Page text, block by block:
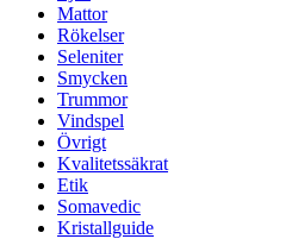
Mattor
Rökelser
Seleniter
Smycken
Trummor
Vindspel
Övrigt
Kvalitetssäkrat
Etik
Somavedic
Kristallguide